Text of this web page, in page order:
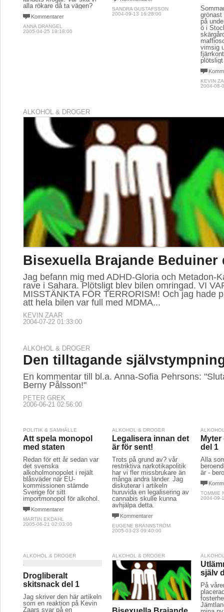
alla rökare då ta vägen?
Kommentarer
ANNA DRANGEL
2005-04-25 19:18:00
SANDRA GUSTAFSSON
2004-09-13 16:28:00
på
ö i
vimsig
KEVIN
2004-08-
ALKOHOL & DROGER
Bisexuella Brajande Beduiner
Jag befann mig med ADHD-Gloria och Metadon-
rave i Sahara. Plötsligt blev bilen omringad. VI
MISSTÄNKTA FÖR TERRORISM! Och jag hade
att hela bilen var full med MDMA...
KEVIN ZAAR
2004-07-22 01:33:00
ALKOHOL & DROGER
Den tilltagande
En kommentar till bl.a. Anna-Sofia Pehrsons:
Berny Pålsson!"
PETER GREK
2006-06-21 02:56:00
POLITIK & SAMHÄLLE
Att spela monopol
med staten
Redan för ett år sedan var
det svenska
alkoholmonopolet i rejält
blåsväder när EU-
kommissionen stämde
Sverige för sitt
importmonopol för alkohol.
Kommentarer
MARTIN EKDAHL
2005-06-21 02:03:00
ALKOHOL & DROGER
Legalisera innan det
är för sent!
Trots på grund av? vår
restriktiva narkotikapolitik
har vi fler missbrukare än
många andra länder. Jag
diskuterar i artikeln
huruvida en legalisering av
cannabis skulle kunna
avhjälpa detta.
Kommentarer
EUGENE BRÄNNSTRÖM
2005-03-23 09:40:00
del 1
Alla
är -
TOMMIE
2004-09-
ALKOHOL & DROGER
Drogliberalt
skitsnack del 1
Jag skriver den här artikeln
som en reaktion på Kevin
Zaars svar på en
ALKOHOL & DROGER
själv
På